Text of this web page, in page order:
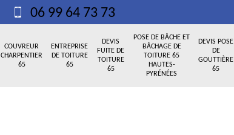
06 99 64 73 73
COUVREUR
CHARPENTIER
65
ENTREPRISE
DE TOITURE
65
DEVIS
FUITE DE
TOITURE
65
POSE DE BÂCHE ET
BÂCHAGE DE
TOITURE 65
HAUTES-
PYRÉNÉES
DEVIS POSE
DE
GOUTTIÈRE
65